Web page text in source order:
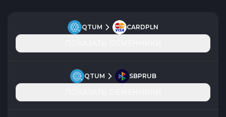
QTUM CARDPLN
QTUM SBPRUB